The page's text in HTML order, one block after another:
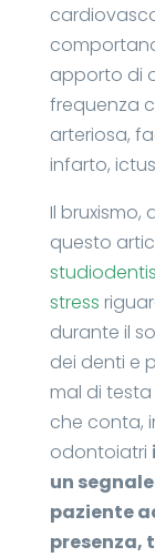
apporto di
frequenza
arteriosa,
infarto,
Il
questo
stress
durante il
dei denti e
mal di
che conta,
odontoiatri
un
paziente
presenza,